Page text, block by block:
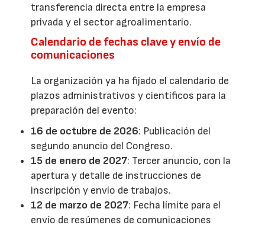
transferencia directa entre la empresa
privada y el sector agroalimentario.
Calendario de fechas clave y envío de
comunicaciones
La organización ya ha fijado el calendario de
plazos administrativos y científicos para la
preparación del evento:
16 de octubre de 2026: Publicación del
segundo anuncio del Congreso.
15 de enero de 2027: Tercer anuncio, con la
apertura y detalle de instrucciones de
inscripción y envío de trabajos.
12 de marzo de 2027: Fecha límite para el
envío de resúmenes de comunicaciones